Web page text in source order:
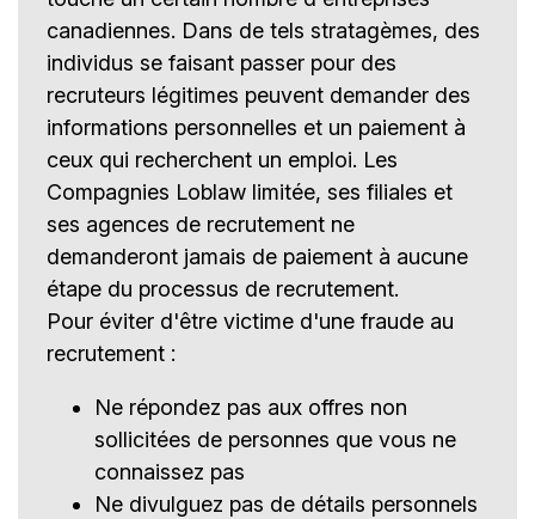
canadiennes. Dans de tels stratagèmes, des
individus se faisant passer pour des
recruteurs légitimes peuvent demander des
informations personnelles et un paiement à
ceux qui recherchent un emploi. Les
Compagnies Loblaw limitée, ses filiales et
ses agences de recrutement ne
demanderont jamais de paiement à aucune
étape du processus de recrutement.
Pour éviter d'être victime d'une fraude au
recrutement :
Ne répondez pas aux offres non
sollicitées de personnes que vous ne
connaissez pas
Ne divulguez pas de détails personnels